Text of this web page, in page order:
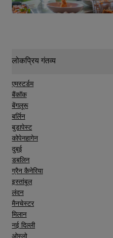
लोकप्रिय गंतव्य
एमस्टर्डम
बैंकॉक
बेंगलूरू
बर्लिन
बुडापेस्ट
कोपेनहागेन
दुबई
डबलिन
ग्रैन कैनेरिया
इस्तांबूल
लंदन
मैनचेस्टर
मिलान
नई दिल्ली